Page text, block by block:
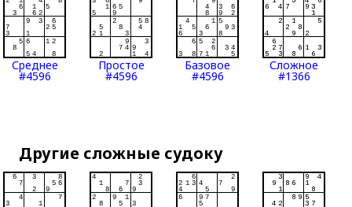
Среднее
#4596
Простое
#4596
Базовое
#4596
Сложное
#1366
Другие сложные судоку